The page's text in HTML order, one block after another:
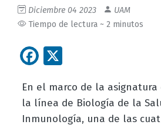
Diciembre 04 2023
UAM
Tiempo de lectura ~ 2 minutos
Facebook
En el marco de la
la línea de Biología de la
Inmunología, una de las